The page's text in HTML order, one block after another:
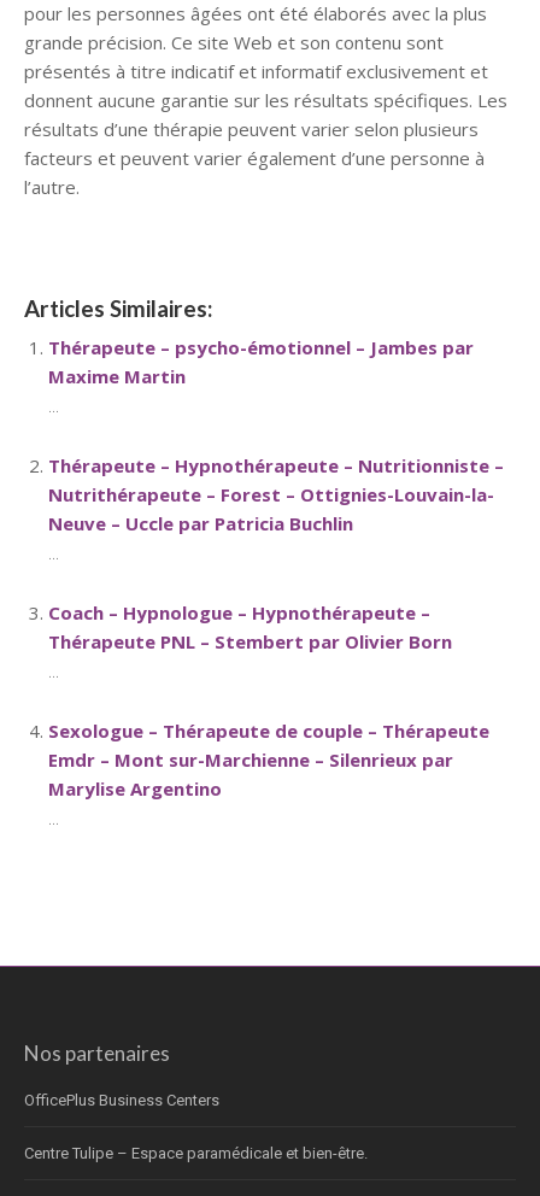
pour les personnes âgées ont été élaborés avec la plus
grande précision. Ce site Web et son contenu sont
présentés à titre indicatif et informatif exclusivement et
donnent aucune garantie sur les résultats spécifiques. Les
résultats d’une thérapie peuvent varier selon plusieurs
facteurs et peuvent varier également d’une personne à
l’autre.
Articles Similaires:
Thérapeute – psycho-émotionnel – Jambes par
Maxime Martin
...
Thérapeute – Hypnothérapeute – Nutritionniste –
Nutrithérapeute – Forest – Ottignies-Louvain-la-
Neuve – Uccle par Patricia Buchlin
...
Coach – Hypnologue – Hypnothérapeute –
Thérapeute PNL – Stembert par Olivier Born
...
Sexologue – Thérapeute de couple – Thérapeute
Emdr – Mont sur-Marchienne – Silenrieux par
Marylise Argentino
...
Nos partenaires
OfficePlus Business Centers
Centre Tulipe – Espace paramédicale et bien-être.